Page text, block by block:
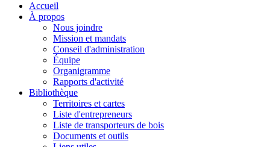
Accueil
À propos
Nous joindre
Mission et mandats
Conseil d'administration
Équipe
Organigramme
Rapports d'activité
Bibliothèque
Territoires et cartes
Liste d'entrepreneurs
Liste de transporteurs de bois
Documents et outils